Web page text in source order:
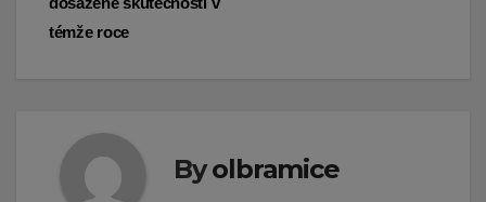
témže roce
Byolbramice